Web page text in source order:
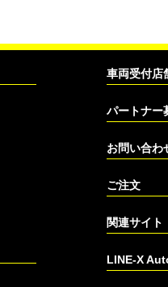
車両受付店
パートナー
お問い合わ
ご注文
関連サイト
LINE-X